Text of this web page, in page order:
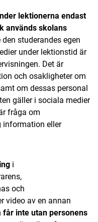
lektionerna endast
används skolans
studerandes egen
under lektionstid är
Det är
och osakligheter om
om dessas personal
gäller i sociala medier
fråga om
information eller
i
och
video av en annan
får inte utan personens